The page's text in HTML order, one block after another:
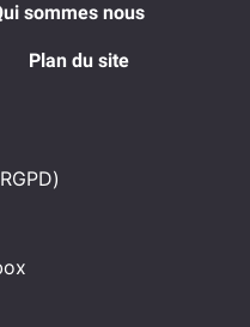
sommes nous
Plan du site